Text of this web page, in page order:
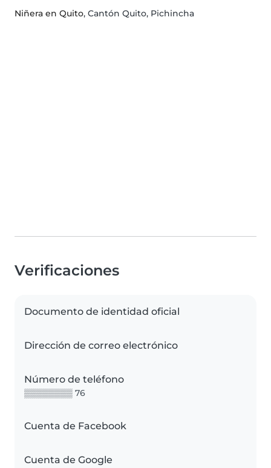
Niñera en Quito, Cantón Quito, Pichincha
Verificaciones
Documento de identidad oficial
Dirección de correo electrónico
Número de teléfono
▒▒▒▒▒▒▒▒ 76
Cuenta de Facebook
Cuenta de Google